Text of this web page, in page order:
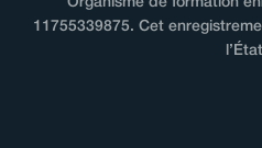
11755339875. Cet